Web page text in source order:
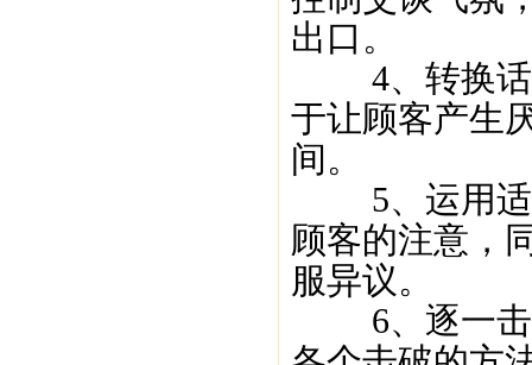
出口。
4、转换话
于让顾客产生
间。
5、运用适
顾客的注意，
服异议。
6、逐一击